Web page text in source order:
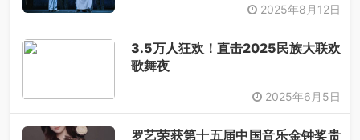
2025年8月12日
3.5万人狂欢！直击2025民族大联欢
歌舞夜
2025年6月5日
罗艺荣获第十五届中国音乐金钟奖贵